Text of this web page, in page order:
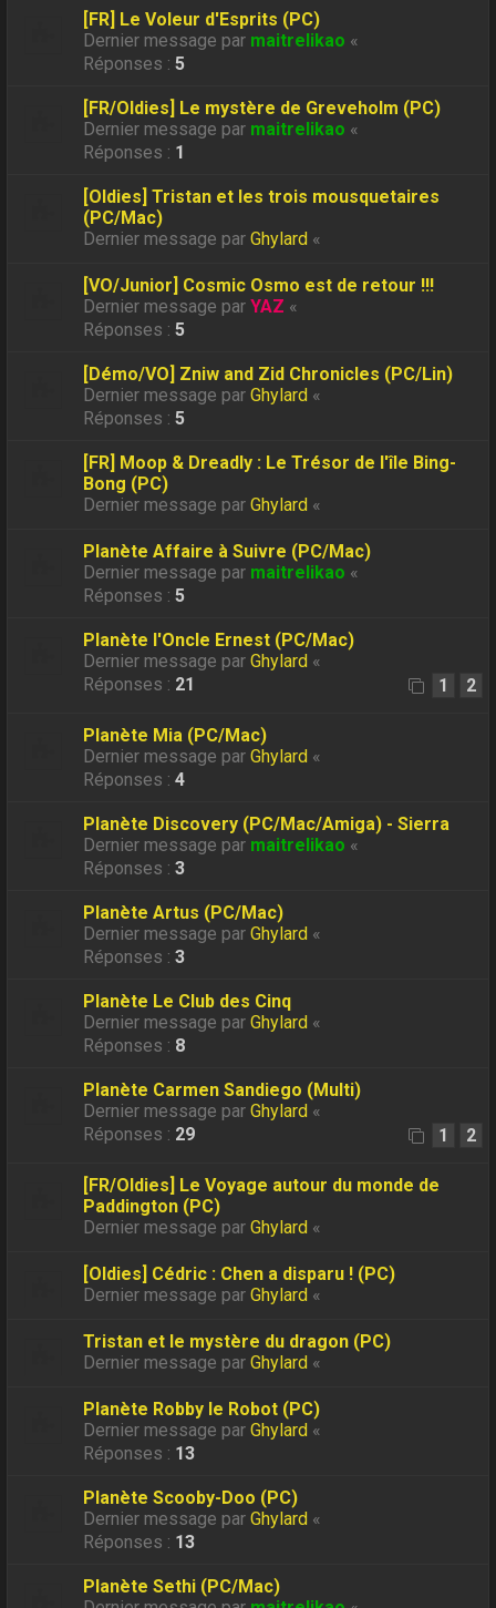
[FR] Le Voleur d'Esprits (PC)
Dernier message par maitrelikao «
Réponses :5
[FR/Oldies] Le mystère de Greveholm (PC)
Dernier message par maitrelikao «
Réponses : 1
[Oldies] Tristan et les trois mousquetaires
(PC/Mac)
Dernier message parGhylard «
[VO/Junior] Cosmic Osmo est de retour !!!
Dernier message parYAZ «
Réponses :5
[Démo/VO] Zniw and Zid Chronicles (PC/Lin)
Dernier message parGhylard «
Réponses :5
[FR] Moop & Dreadly : Le Trésor de l'île Bing-
Bong (PC)
Dernier message parGhylard «
Planète Affaire à Suivre (PC/Mac)
Dernier message par maitrelikao «
Réponses :5
Planète l'Oncle Ernest (PC/Mac)
Dernier message parGhylard «
Réponses : 21 1 2
Planète Mia (PC/Mac)
Dernier message parGhylard «
Réponses :4
Planète Discovery (PC/Mac/Amiga) - Sierra
Dernier message par maitrelikao «
Réponses :3
Planète Artus (PC/Mac)
Dernier message parGhylard «
Réponses :3
Planète Le Club des Cinq
Dernier message parGhylard «
Réponses : 8
Planète Carmen Sandiego (Multi)
Dernier message parGhylard «
Réponses : 29 1 2
[FR/Oldies] Le Voyage autour du monde de
Paddington (PC)
Dernier message parGhylard «
[Oldies] Cédric : Chen a disparu ! (PC)
Dernier message parGhylard «
Tristan et le mystère du dragon (PC)
Dernier message parGhylard «
Planète Robby le Robot (PC)
Dernier message parGhylard «
Réponses : 13
Planète Scooby-Doo (PC)
Dernier message parGhylard «
Réponses : 13
Planète Sethi (PC/Mac)